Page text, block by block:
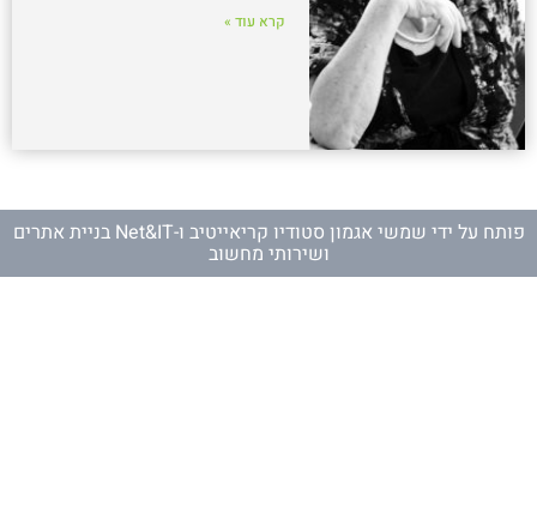
קרא עוד »
פותח על ידי שמשי אגמון סטודיו קריאייטיב ו- Net&IT בניית אתרים
ושירותי מחשוב